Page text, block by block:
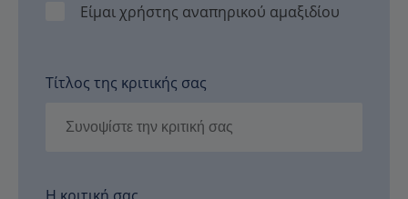
Είμαι χρήστης αναπηρικού αμαξιδίου
Τίτλος της κριτικής σας
Η κριτική σας